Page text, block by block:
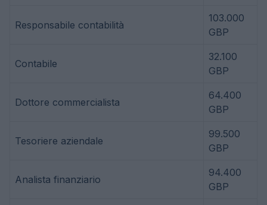
Responsabile contabilità
103.000
GBP
Contabile
32.100
GBP
Dottore commercialista
64.400
GBP
Tesoriere aziendale
99.500
GBP
Analista finanziario
94.400
GBP